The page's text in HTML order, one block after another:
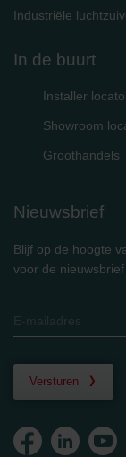
Industriële
In de buurt
Installer
Showroom
Groothandels
Nieuwsbrief
Blijf op de hoogte
voor de nieuwsbrief
Versturen